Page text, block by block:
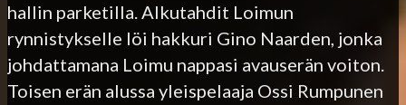
hallin parketilla. Alkutahdit Loimun
rynnistykselle löi hakkuri Gino Naarden, jonka
johdattamana Loimu nappasi avauserän voiton.
Toisen erän alussa yleispelaaja Ossi Rumpunen